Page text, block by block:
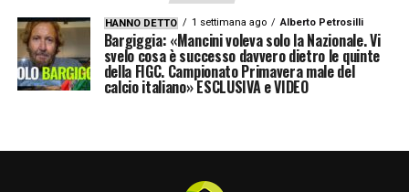
i Gunners dovessero alzare entrambi i trofei,
le etichette di Scholes potrebbero finire
rapidamente nel dimenticatoio, sommerse
HANNO DETTO 1 settimana ago Alberto Petrosilli
Bargiggia: «Mancini voleva solo la Nazionale. Vi
svelo cosa è successo davvero dietro le quinte
della FIGC. Campionato Primavera male del
calcio italiano» ESCLUSIVA e VIDEO